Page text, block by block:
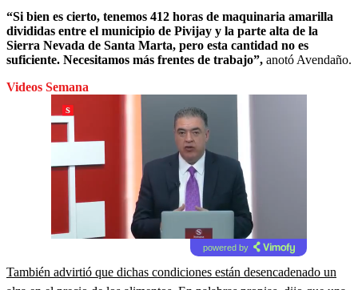
“Si bien es cierto, tenemos 412 horas de maquinaria amarilla
divididas entre el municipio de Pivijay y la parte alta de la
Sierra Nevada de Santa Marta, pero esta cantidad no es
suficiente. Necesitamos más frentes de trabajo”, anotó Avendaño.
Videos Semana
powered by
También advirtió que dichas condiciones están desencadenado un